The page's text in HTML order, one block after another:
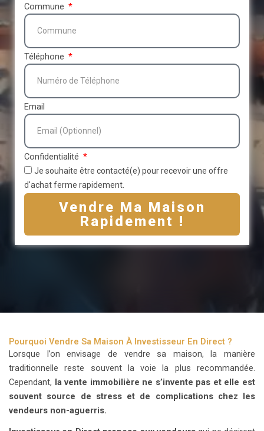
Commune
Téléphone
Email
Confidentialité
Je souhaite être contacté(e) pour recevoir une offre
d'achat ferme rapidement.
Vendre Ma Maison
Rapidement !
Pourquoi Vendre Sa Maison À Investisseur En Direct ?
Lorsque l’on envisage de vendre sa maison, la manière
traditionnelle reste souvent la voie la plus recommandée.
Cependant, la vente immobilière ne s’invente pas et elle est
souvent source de stress et de complications chez les
vendeurs non-aguerris.